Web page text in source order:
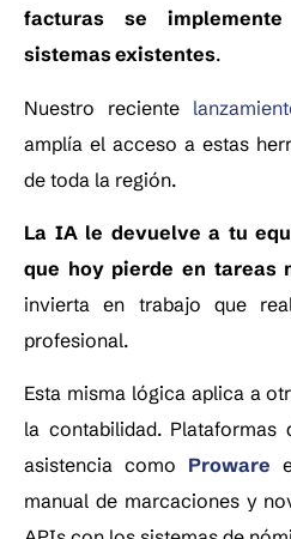
facturas se
sistemas existentes.
Nuestro reciente
amplía el acceso a estas
de toda la región.
La IA le devuelve a tu
que hoy pierde en tareas
invierta en trabajo que
profesional.
Esta misma lógica aplica a
la contabilidad.
asistencia como Proware
manual de marcaciones y